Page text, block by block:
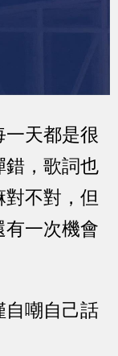
一天都是很
錯，歌詞也
不對，但
有一次機會
自嘲自己話